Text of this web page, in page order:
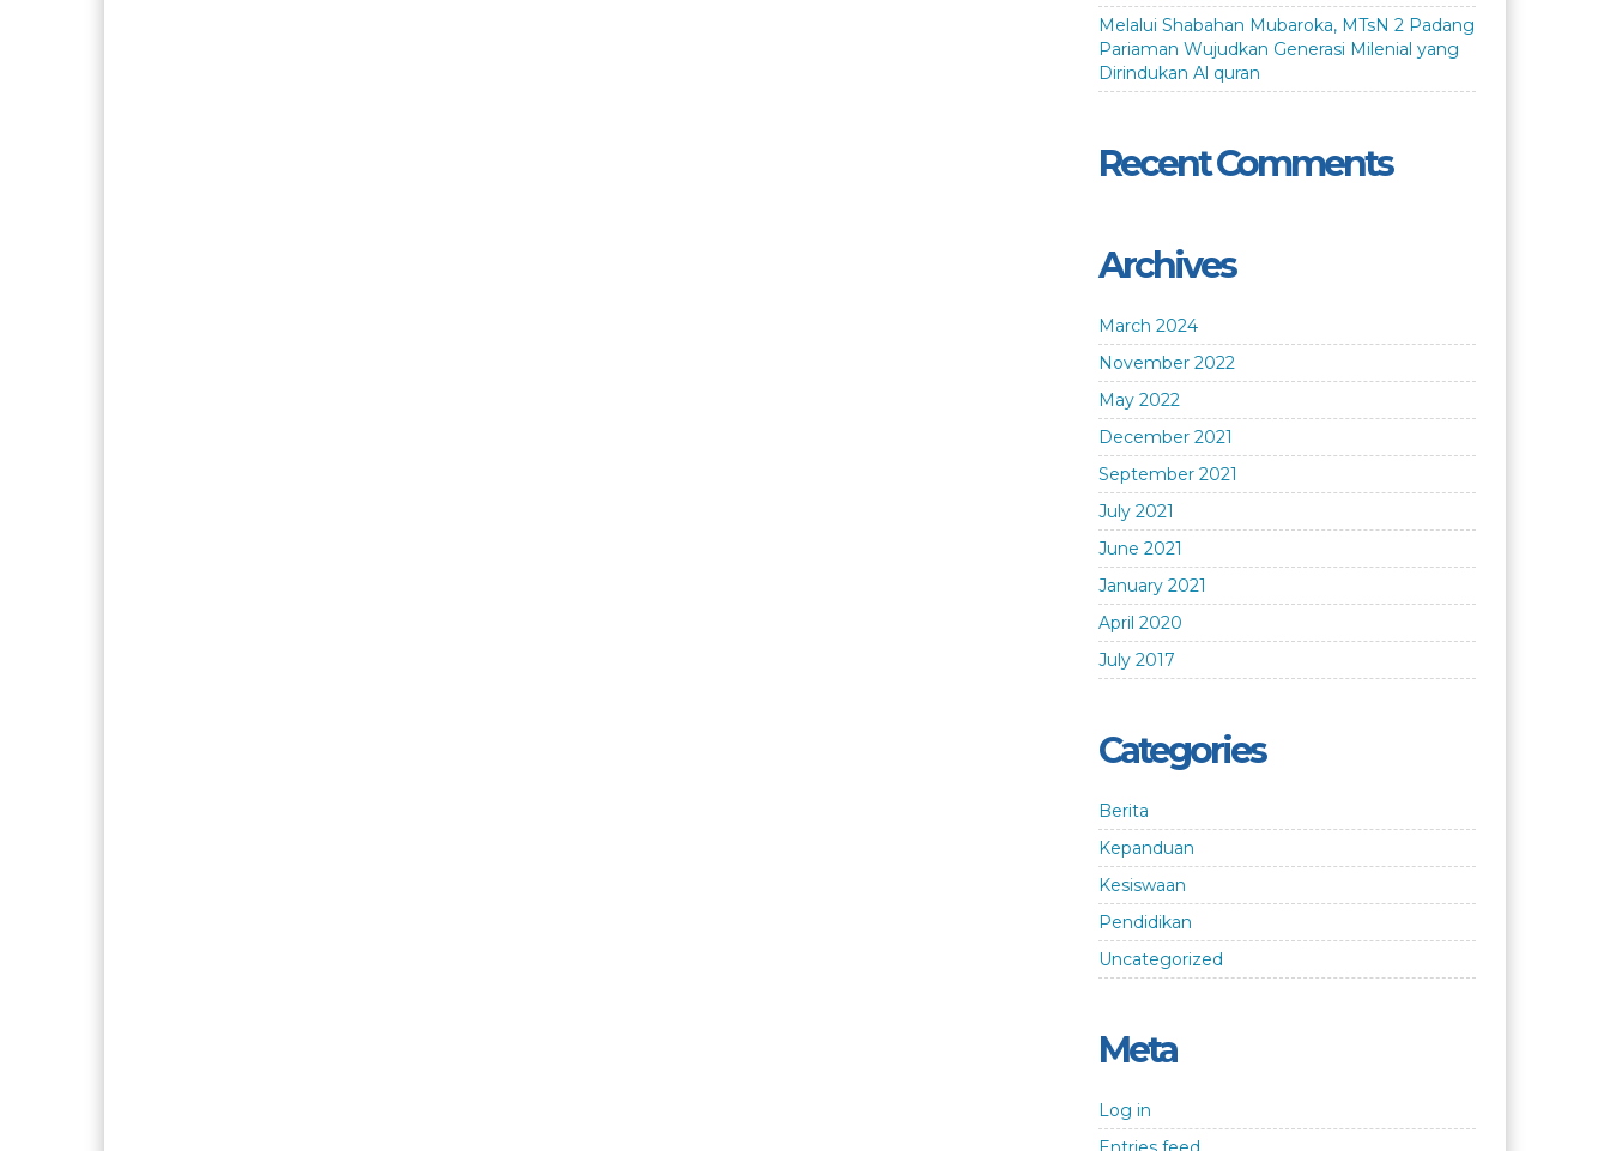
Melalui Shabahan Mubaroka, MTsN 2 Padang
Pariaman Wujudkan Generasi Milenial yang
Dirindukan Al quran
Recent Comments
Archives
March 2024
November 2022
May 2022
December 2021
September 2021
July 2021
June 2021
January 2021
April 2020
July 2017
Categories
Berita
Kepanduan
Kesiswaan
Pendidikan
Uncategorized
Meta
Log in